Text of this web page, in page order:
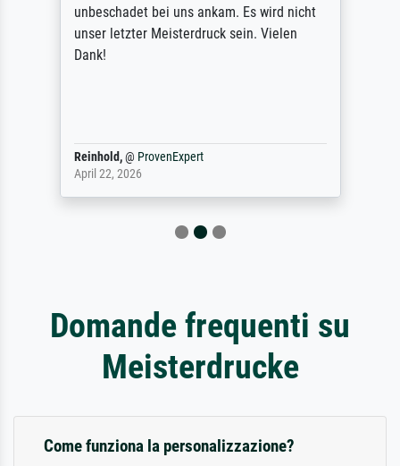
unbeschadet bei uns ankam. Es wird nicht
unser letzter Meisterdruck sein. Vielen
Dank!
Reinhold,@ ProvenExpert
April 22, 2026
Domande frequenti su
Meisterdrucke
Come funziona la personalizzazione?